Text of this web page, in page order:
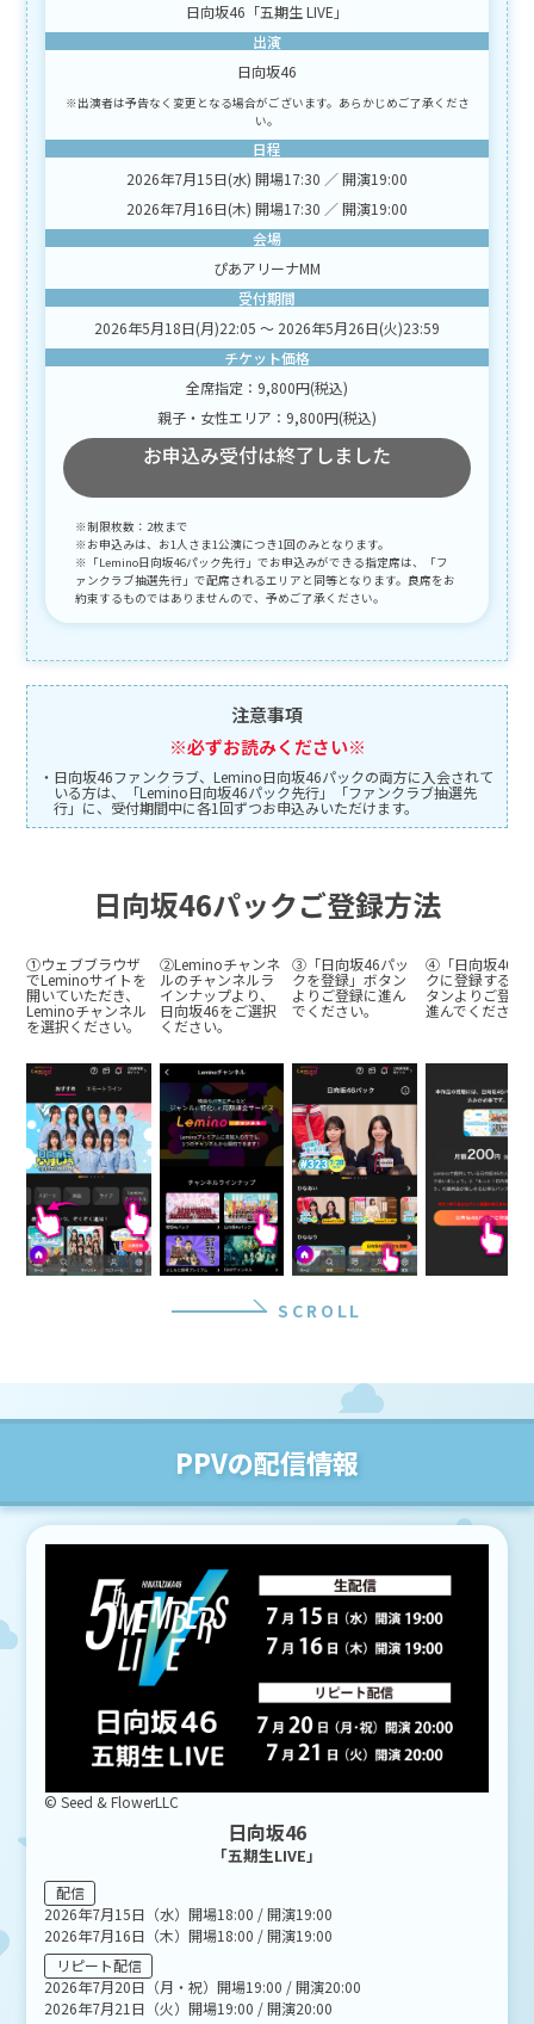
日向坂46「五期生 LIVE」
出演
日向坂46
※出演者は予告なく変更となる場合がございます。あらかじめご了承くださ
い。
日程
2026年7月15日(水) 開場17:30 ／ 開演19:00
2026年7月16日(木) 開場17:30 ／ 開演19:00
会場
ぴあアリーナMM
受付期間
2026年5月18日(月)22:05 〜 2026年5月26日(火)23:59
チケット価格
全席指定：9,800円(税込)
親子・女性エリア：9,800円(税込)
お申込み受付は終了しました
※制限枚数：2枚まで
※お申込みは、お1人さま1公演につき1回のみとなります。
※「Lemino日向坂46パック先行」でお申込みができる指定席は、「フ
ァンクラブ抽選先行」で配席されるエリアと同等となります。良席をお
約束するものではありませんので、予めご了承ください。
注意事項
※必ずお読みください※
・日向坂46ファンクラブ、Lemino日向坂46パックの両方に入会されて
いる方は、「Lemino日向坂46パック先行」「ファンクラブ抽選先
行」に、受付期間中に各1回ずつお申込みいただけます。
・日向坂46ファンクラブ、Leminoプレミアム、Lemino日向坂46パッ
・日向坂46ファンクラブのみ入会されている方は、「ファンクラブ抽
選先行」に、受付期間中に1回お申込みいただけます。
名につき1枚のチケットが必要です。また、2歳以下のお子さまで座
席が不要な場合、保護者1名につきお子さま1名のみ膝上で鑑賞可能
です。
・親子席は3歳～小学生（12歳）以下のお子さまとその保護者が対象と
・入場時にご来場者全員の身分証確認を実施させていただきます。本
人確認ができない場合には、理由の如何を問わず入場をお断りさせ
ていただきます。
・顔写真付き電子チケットでご入場の場合は、電子チケットの提示で
本人確認をさせていただきますが、身分証の提示をお願いする場合
もございます。また、電子チケットに顔写真の登録が無い場合に
は、入場をお断りさせていただきます。予めご了承ください。
・本公演は「チケット不正転売禁止法」の対象公演です。
・オークションサイト・金券ショップ・個人間での売買で購入された
チケットは、その有効性を一切保障いたしません。チケットの譲
渡・転売は固くお断りします。
・全てのお客さまの手荷物検査・金属探知による検査を行います。
ざいます。予めご了承ください。
・視聴環境を理由にした、ご購入後の返金、座席の振り替えはできま
・複数枚購入の場合、連番でのお席のご用意ができない場合もござい
ンセルはお受けできません。
・お申込みは、ファンクラブ、Lemino日向坂46パックの両方の会員で
ある方が対象です。
・ファンクラブの、「MY PAGE」のプロフィール登録が全て完了して
いる必要がございます。
・チケットのお申込みの際は、「日向坂46ファンクラブ」でご登録の
お名前・メールアドレス・携帯電話番号にて必ずお申込みくださ
・お申込みの制限枚数は、各日2枚です。
・チケットは、すべてスマートフォン電子チケットでの受取になりま
・チケットには、お申込み者、同行者のお名前が印字されます。お申
込みの際は、来場者のお名前にて必ずお申込みください。
・お申込み時、お申込み者のお名前、メールアドレス、携帯電話番
号、Plus member IDと、同行者さまのお名前、携帯電話番号、Plus
同行者さまのお名前と携帯電話番号、Plus member IDを必ずご準備
ください。(同行者さまがファンクラブ会員である必要はありませ
ん。)
・同行者さまがスマートフォンをお持ちでない場合、同行者の携帯電
話番号欄には「09099999999」とご入力ください。Plus member ID
がない場合は、Plus member IDを作成してからお申込みをお願いい
たします。チケットは、お申込み者のスマートフォンに同行者分の
チケットも表示されますので、必ず同時にご入場ください。
日向坂46パックご登録方法
①ウェブブラウザ
でLeminoサイトを
開いていただき、
Leminoチャンネル
を選択ください。
②Leminoチャンネ
ルのチャンネルラ
インナップより、
日向坂46をご選択
ください。
③「日向坂46パッ
クを登録」ボタン
よりご登録に進ん
でください。
④「日向坂46パ
クに登録する」
タンよりご登録
進んでください
SCROLL
PPVの配信情報
© Seed & FlowerLLC
日向坂46
「五期生LIVE」
配信
2026年7月15日（水）開場18:00 / 開演19:00
2026年7月16日（木）開場18:00 / 開演19:00
リピート配信
2026年7月20日（月・祝）開場19:00 / 開演20:00
2026年7月21日（火）開場19:00 / 開演20:00